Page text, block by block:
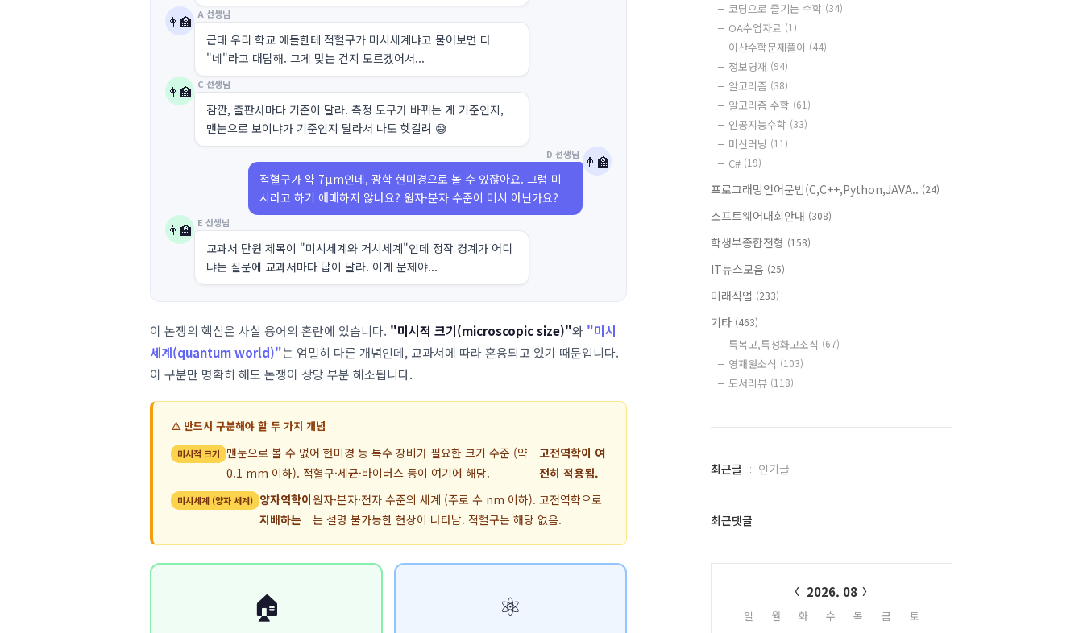
👩‍🏫 A 선생님
근데 우리 학교 애들한테 적혈구가 미시세계냐고 물어보면 다
"네"라고 대답해. 그게 맞는 건지 모르겠어서...
👩‍🏫 C 선생님
잠깐, 출판사마다 기준이 달라. 측정 도구가 바뀌는 게 기준인지,
맨눈으로 보이냐가 기준인지 달라서 나도 헷갈려 😅
👨‍🏫
D 선생님
적혈구가 약 7μm인데, 광학 현미경으로 볼 수 있잖아요. 그럼 미
시라고 하기 애매하지 않나요? 원자·분자 수준이 미시 아닌가요?
👨‍🏫 E 선생님
교과서 단원 제목이 "미시세계와 거시세계"인데 정작 경계가 어디
냐는 질문에 교과서마다 답이 달라. 이게 문제야...
이 논쟁의 핵심은 사실 용어의 혼란에 있습니다. "미시적 크기(microscopic size)"와 "미시
세계(quantum world)"는 엄밀히 다른 개념인데, 교과서에 따라 혼용되고 있기 때문입니다.
이 구분만 명확히 해도 논쟁이 상당 부분 해소됩니다.
⚠️ 반드시 구분해야 할 두 가지 개념
미시적 크기
맨눈으로 볼 수 없어 현미경 등 특수 장비가 필요한 크기 수준 (약
0.1 mm 이하). 적혈구·세균·바이러스 등이 여기에 해당.
고전역학이 여
전히 적용됨.
미시세계 (양자 세계) 양자역학이
지배하는
원자·분자·전자 수준의 세계 (주로 수 nm 이하). 고전역학으로
는 설명 불가능한 현상이 나타남. 적혈구는 해당 없음.
🏠 ⚛️
코딩으로 즐기는 수학 (34)
OA수업자료 (1)
이산수학문제풀이 (44)
정보영재 (94)
알고리즘 (38)
알고리즘 수학 (61)
인공지능수학 (33)
머신러닝 (11)
C# (19)
프로그래밍언어문법(C,C++,Python,JAVA.. (24)
소프트웨어대회안내 (308)
학생부종합전형 (158)
IT뉴스모음 (25)
미래직업 (233)
기타 (463)
특목고,특성화고소식 (67)
영재원소식 (103)
도서리뷰 (118)
최
과
최근글 인기글
최근댓글
2026. 08
일 월 화 수 목 금
토